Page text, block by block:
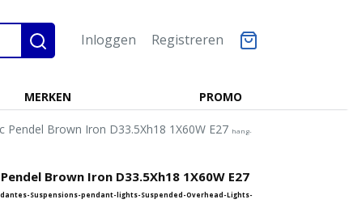
Inloggen Registreren
PROMO
MERKEN
Pendel Brown Iron D33.5Xh18 1X60W E27 hang-
Brown Iron D33.5Xh18 1X60W E27
Suspensions-pendant-lights-Suspended-Overhead-Lights-